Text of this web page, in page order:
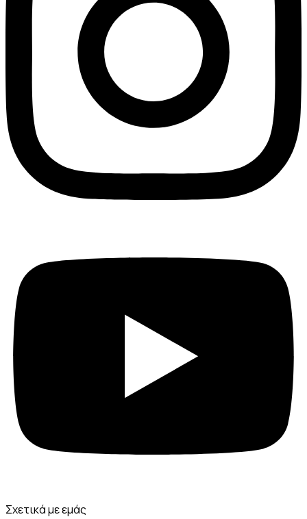
Σχετικά με εμάς